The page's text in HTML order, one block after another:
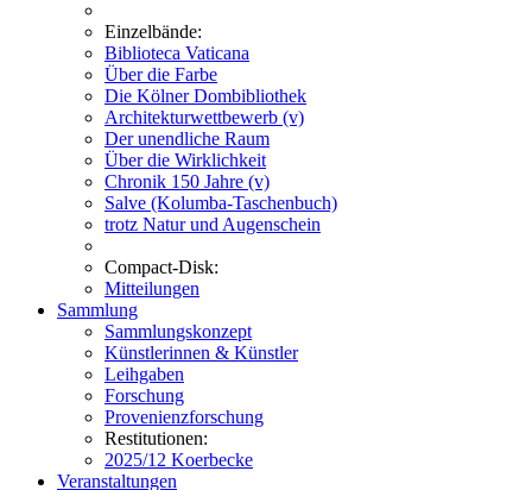
Einzelbände:
Biblioteca Vaticana
Über die Farbe
Die Kölner Dombibliothek
Architekturwettbewerb (v)
Der unendliche Raum
Über die Wirklichkeit
Chronik 150 Jahre (v)
Salve (Kolumba-Taschenbuch)
trotz Natur und Augenschein
Compact-Disk:
Mitteilungen
Sammlung
Sammlungskonzept
Künstlerinnen & Künstler
Leihgaben
Forschung
Provenienzforschung
Restitutionen:
2025/12 Koerbecke
Veranstaltungen